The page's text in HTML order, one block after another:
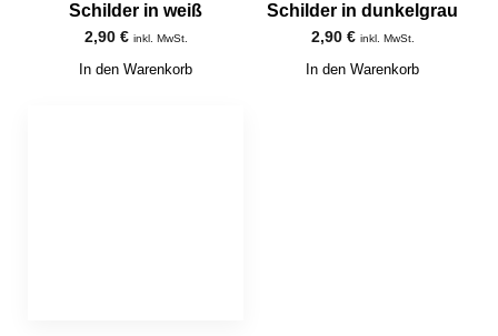
Schilder in weiß
2,90 € inkl. MwSt.
In den Warenkorb
Schilder in dunkelgrau
2,90 € inkl. MwSt.
In den Warenkorb